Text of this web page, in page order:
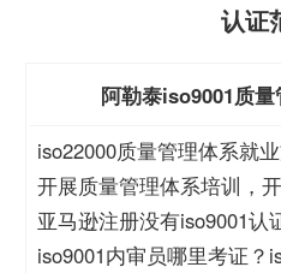
认证
阿勒泰iso9001质
iso22000质量管理体系就
就业方向
开展质量管理体系培训，
程培训
亚马逊注册没有iso9001认
有iso9001怎么办？
iso9001内审员哪里考证？